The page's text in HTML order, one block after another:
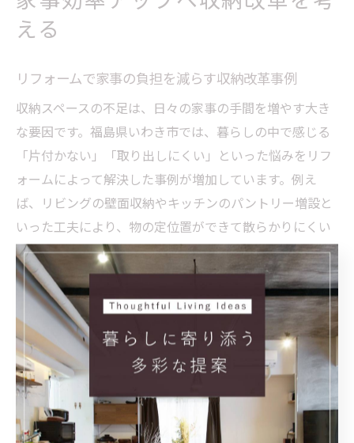
える
リフォームで家事の負担を減らす収納改革事例
収納スペースの不足は、日々の家事の手間を増やす大き
な要因です。福島県いわき市では、暮らしの中で感じる
「片付かない」「取り出しにくい」といった悩みをリフ
ォームによって解決した事例が増加しています。例え
ば、リビングの壁面収納やキッチンのパントリー増設と
いった工夫により、物の定位置ができて散らかりにくい
環境が実現します。
実際に、いわき市で施工された事例では、クローゼット
の奥行きや棚の高さを家族構成や生活スタイルに合わせ
てカスタマイズしたことで、収納効率が格段にアップし
ました。リフォームを依頼する際は、「どこに」「何
を」「どのくらい」収納したいかを具体的に伝えること
が、満足度の高い結果を生むポイントです。